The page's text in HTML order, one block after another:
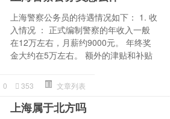
上海警察公务员的待遇情况如下： 1. 收
入情况 ： 正式编制警察的年收入一般
在12万左右，月薪约9000元。 年终奖
金大约在5万左右。 额外的津贴和补贴
0 353 文章列表
上海属于北方吗